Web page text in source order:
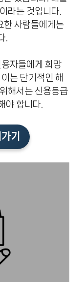
라는 것입니다.
한 사람들에게는
.
자들에게 희망
는 단기적인 해
해서는 신용등급
야 합니다.
기